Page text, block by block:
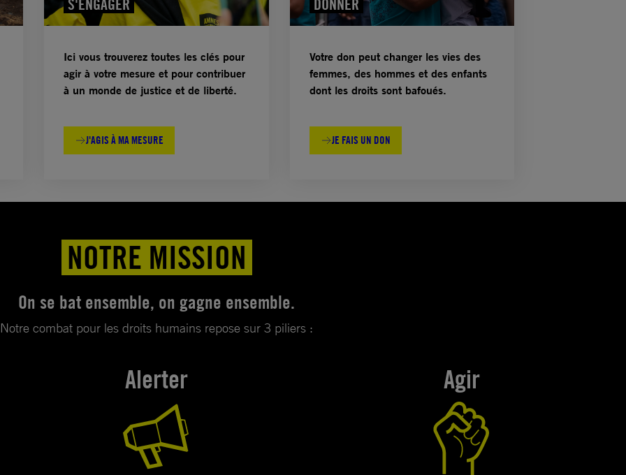
S'ENGAGER
Ici vous trouverez toutes les clés pour
agir à votre mesure et pour contribuer
à un monde de justice et de liberté.
J'AGIS À MA MESURE
DONNER
Votre don peut changer les vies des
femmes, des hommes et des enfants
dont les droits sont bafoués.
JE FAIS UN DON
NOTRE MISSION
On se bat ensemble, on gagne ensemble.
Notre combat pour les droits humains repose sur 3 piliers :
Alerter Agir